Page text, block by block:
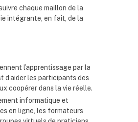
chaque maillon de la
intégrante, en fait, de la
l’apprentissage par la
les participants des
coopérer dans la vie réelle.
informatique et
en ligne, les formateurs